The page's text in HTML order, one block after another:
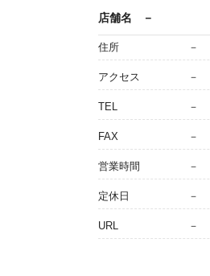
店舗名 －
住所 －
アクセス －
TEL －
FAX －
営業時間 －
定休日 －
URL －